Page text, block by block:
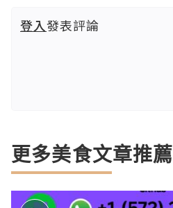
登入發表評論
更多美食文章推薦